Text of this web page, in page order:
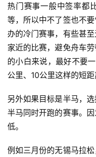
运
动
集
热门赛事一般中签率都
等，所以中不了签也不
办的冷门赛事，有些甚
家近的比赛，避免舟车
的小白来说，最好不要
公里、10公里这样的短距
另外如果目标是半马，
半马同时开跑的赛事。
低。
例如三月份的无锡马拉